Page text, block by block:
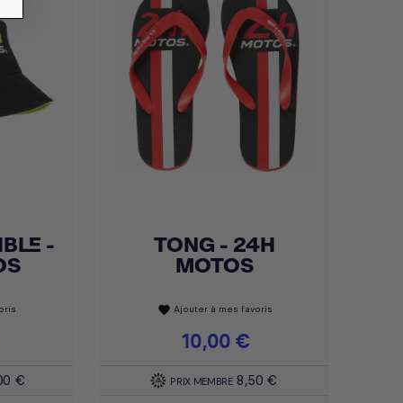
-
€
Achat express
TONG - 24H
MOTOS
favorite Ajouter à mes favoris
Prix
10,00 €
PRIX MEMBRE 8,50 €